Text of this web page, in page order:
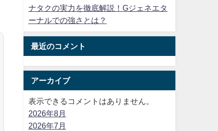
ナタクの実力を徹底解説！Gジェネエタ
ーナルでの強さとは？
最近のコメント
アーカイブ
表示できるコメントはありません。
2026年8月
2026年7月